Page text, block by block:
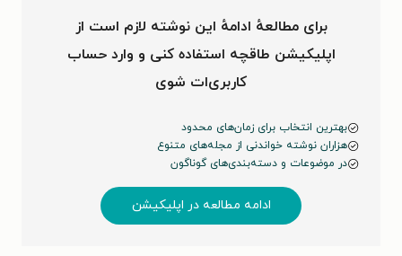
برای مطالعهٔ ادامهٔ این نوشته لازم است از
اپلیکیشن طاقچه استفاده کنی و وارد حساب
کاربری‌ات شوی
بهترین انتخاب برای زمان‌های محدود
هزاران نوشته خواندنی از مجله‌های متنوع
در موضوعات و دسته‌بندی‌های گوناگون
ادامه مطالعه در اپلیکیشن